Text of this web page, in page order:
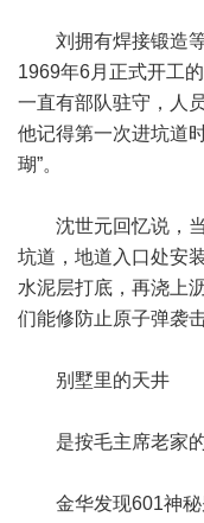
刘拥有焊接锻造等
1969年6月正式开工
一直有部队驻守，人
他记得第一次进坑道
瑚”。
沈世元回忆说，当
坑道，地道入口处安
水泥层打底，再浇上
们能修防止原子弹袭
别墅里的天井
是按毛主席老家的
金华发现601神秘